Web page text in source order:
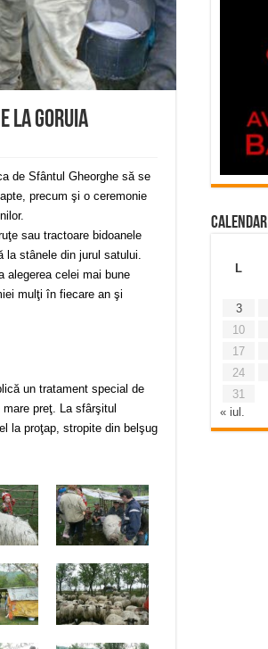
la Goruia
de Sfântul Gheorghe să se
precum şi o ceremonie
sau tractoare bidoanele
stânele din jurul satului.
alegerea celei mai bune
mulţi în fiecare an şi
un tratament special de
preţ. La sfârşitul
la proţap, stropite din belşug
Calendar
L
3
10
17
24
31
« iul.